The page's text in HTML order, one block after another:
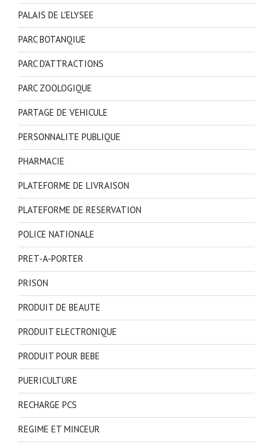
PALAIS DE L'ELYSEE
PARC BOTANQIUE
PARC D'ATTRACTIONS
PARC ZOOLOGIQUE
PARTAGE DE VEHICULE
PERSONNALITE PUBLIQUE
PHARMACIE
PLATEFORME DE LIVRAISON
PLATEFORME DE RESERVATION
POLICE NATIONALE
PRET-A-PORTER
PRISON
PRODUIT DE BEAUTE
PRODUIT ELECTRONIQUE
PRODUIT POUR BEBE
PUERICULTURE
RECHARGE PCS
REGIME ET MINCEUR